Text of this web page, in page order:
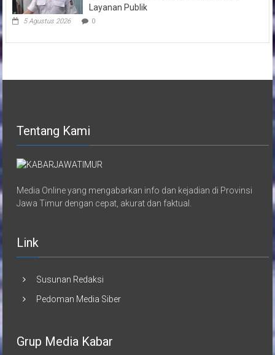
Layanan Publik
5 Agustus 2026 0
Tentang Kami
Media Online yang mengabarkan info dan kejadian di Provinsi
Jawa Timur dengan cepat, akurat dan faktual.
Link
Susunan Redaksi
Pedoman Media Siber
Grup Media Kabar